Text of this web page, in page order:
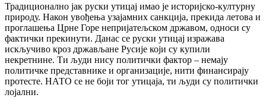
Традиционално јак руски утицај имао је историјско-културну
природу. Након увођења узајамних санкција, прекида летова и
проглашења Црне Горе непријатељском државом, односи су
фактички прекинути. Данас се руски утицај изражава
искључиво кроз држављане Русије који су купили
некретнине. Ти људи нису политички фактор – немају
политичке представнике и организације, нити финансирају
протесте. НАТО се не боји тог утицаја, ти људи су политички
лојални.